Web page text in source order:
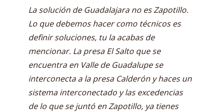
La solución de Guadalajara no es Zapotillo.
Lo que debemos hacer como técnicos es
definir soluciones, tu la acabas de
mencionar. La presa El Salto que se
encuentra en Valle de Guadalupe se
interconecta a la presa Calderón y haces un
sistema interconectado y las excedencias
de lo que se juntó en Zapotillo, ya tienes